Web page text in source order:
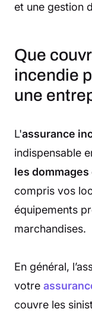
et une gestion
Que
incendie
une
L'assurance
indispensable
les
compris vos
équipements
marchandises.
En général,
votre
couvre les